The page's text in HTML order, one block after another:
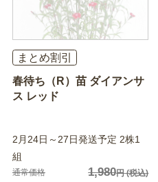
まとめ割引
春待ち（R）苗 ダイアンサ
ス レッド
2月24日～27日発送予定 2株1
組
通常価格 1,980円(税込)